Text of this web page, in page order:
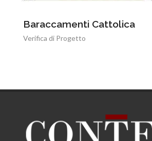
Baraccamenti Cattolica
Verifica di Progetto